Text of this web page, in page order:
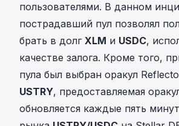
пользователями. В данном
пострадавший пул позволял
брать в долг XLM и USDC,
качестве залога. Кроме того,
пула был выбран оракул
USTRY, предоставляемая
обновляется каждые пять